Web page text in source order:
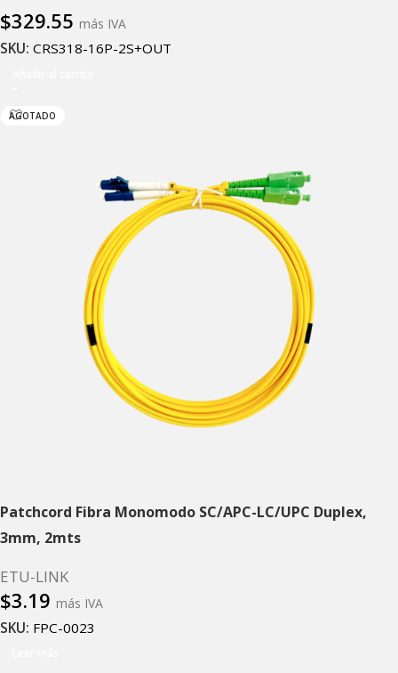
$329.55 más IVA
SKU: CRS318-16P-2S+OUT
AGOTADO
Patchcord Fibra Monomodo SC/APC-LC/UPC Duplex,
3mm, 2mts
ETU-LINK
$3.19 más IVA
SKU: FPC-0023